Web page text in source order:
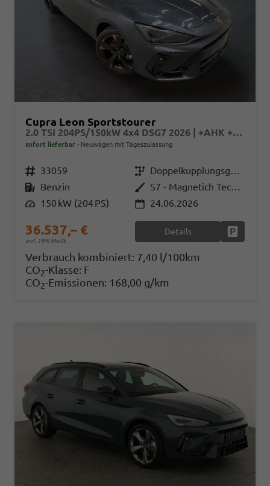
Cupra Leon Sportstourer
2.0 TSI 204PS/150kW 4x4 DSG7 2026 | +AHK +RFK +El.Hecklappe +CUPRA HD Matrix +NAVI +5J Erw. Garantie - RESERIVERT
sofort lieferbar Neuwagen mit Tageszulassung
Fahrzeugnr. 33059 Getriebe
Doppelkupplungsgetriebe (DSG)
Kraftstoff Benzin Außenfarbe
S7 - Magnetich Tech Met.
Leistung 150 kW (204 PS) 24.06.2026
36.537,– €
incl. 19% MwSt.
Details
Verbrauch kombiniert: 7,40 l/100km
CO2-Klasse: F
CO2-Emissionen: 168,00 g/km